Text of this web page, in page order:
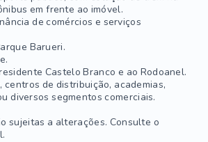
em frente ao imóvel.
de comércios e serviços
Barueri.
Castelo Branco e ao Rodoanel.
centros de distribuição, academias,
diversos segmentos comerciais.
sujeitas a alterações. Consulte o